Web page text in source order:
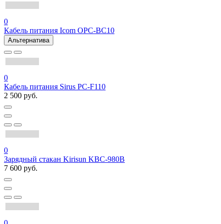
0
Кабель питания Icom OPC-BC10
Альтернатива
0
Кабель питания Sirus PC-F110
2 500 руб.
0
Зарядный стакан Kirisun KBC-980B
7 600 руб.